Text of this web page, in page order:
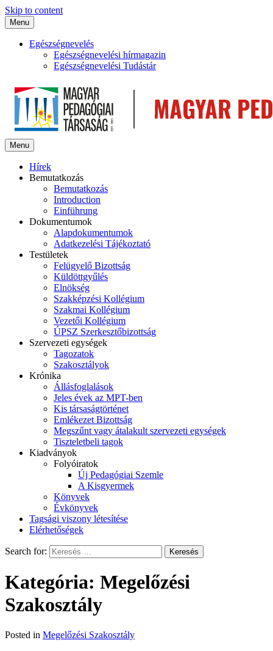
Skip to content
Menu
Egészségnevelés
Egészségnevelési hírmagazin
Egészségnevelési Tudástár
Menu
Hírek
Bemutatkozás
Bemutatkozás
Introduction
Einführung
Dokumentumok
Alapdokumentumok
Adatkezelési Tájékoztató
Testületek
Felügyelő Bizottság
Küldöttgyűlés
Elnökség
Szakképzési Kollégium
Szakmai Kollégium
Vezetői Kollégium
ÚPSZ Szerkesztőbizottság
Szervezeti egységek
Tagozatok
Szakosztályok
Krónika
Állásfoglalások
Jeles évek az MPT-ben
Kis társaságtörténet
Emlékezet Bizottság
Megszűnt vagy átalakult szervezeti egységek
Tiszteletbeli tagok
Kiadványok
Folyóiratok
Új Pedagógiai Szemle
A Kisgyermek
Könyvek
Évkönyvek
Tagsági viszony létesítése
Elérhetőségek
Search for:
Kategória: Megelőzési
Szakosztály
Posted in Megelőzési Szakosztály